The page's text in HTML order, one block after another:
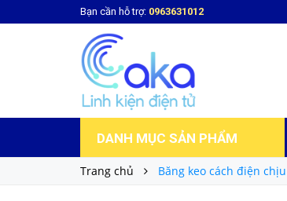
Bạn cần hỗ trợ: 0963631012
DANH MỤC SẢN PHẨM
Trang chủ Băng keo cách điện
Băng keo cách điện chịu nhiệt